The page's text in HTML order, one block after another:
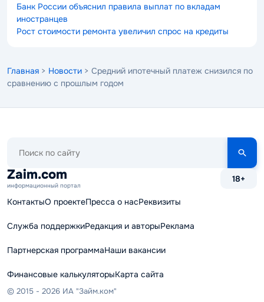
Банк России объяснил правила выплат по вкладам
иностранцев
Рост стоимости ремонта увеличил спрос на кредиты
Главная > Новости > Средний ипотечный платеж снизился по
сравнению с прошлым годом
сайту
Zaim.com
информационный портал
18+
КонтактыО проектеПресса о насРеквизиты
Служба поддержкиРедакция и авторыРеклама
Партнерская программаНаши вакансии
Финансовые калькуляторыКарта сайта
© 2015 - 2026 ИА "Займ.ком"